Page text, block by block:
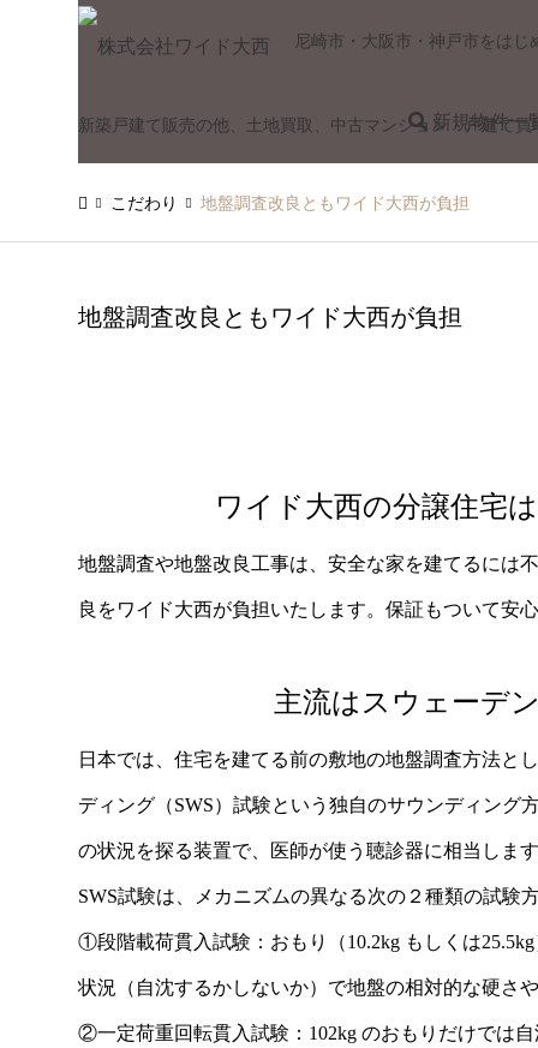
尼崎市・大阪市・神戸市をは
新築戸建て販売の他、土地買取、中古マンション・戸建て
新規物件一
こだわり 地盤調査改良ともワイド大西が負担
地盤調査改良ともワイド大西が負担
ワイド大西の分譲住宅
地盤調査や地盤改良工事は、安全な家を建てるには
良をワイド大西が負担いたします。保証もついて安
主流はスウェーデ
日本では、住宅を建てる前の敷地の地盤調査方法と
ディング（SWS）試験という独自のサウンディン
の状況を探る装置で、医師が使う聴診器に相当しま
SWS試験は、メカニズムの異なる次の２種類の試験
①段階載荷貫入試験：おもり（10.2kg もしくは
状況（自沈するかしないか）で地盤の相対的な硬さ
②一定荷重回転貫入試験：102kg のおもりだけでは